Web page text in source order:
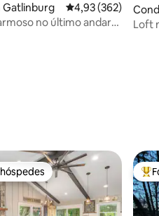
Gatlinburg Classificação
4,93 (362)
no último andar
Loft
mais apreciados